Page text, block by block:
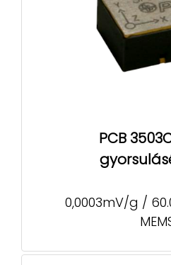
PCB
0,0003mV/g /